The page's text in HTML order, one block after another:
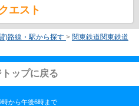
エスト
)路線・駅から探す > 関東鉄道関東鉄道
ップに戻る
から午後6時まで